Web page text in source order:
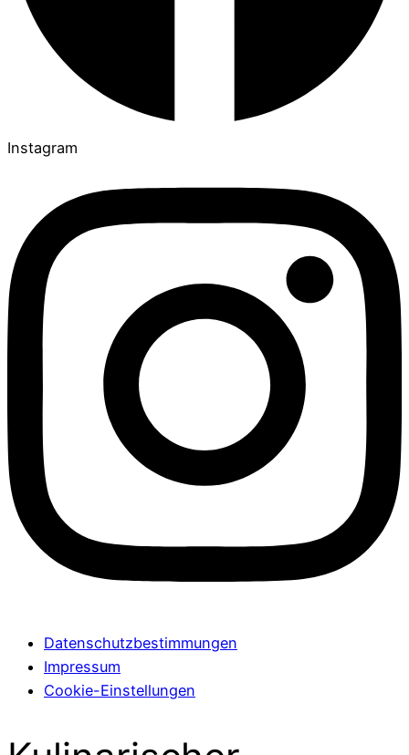
Instagram
Datenschutzbestimmungen
Impressum
Cookie-Einstellungen